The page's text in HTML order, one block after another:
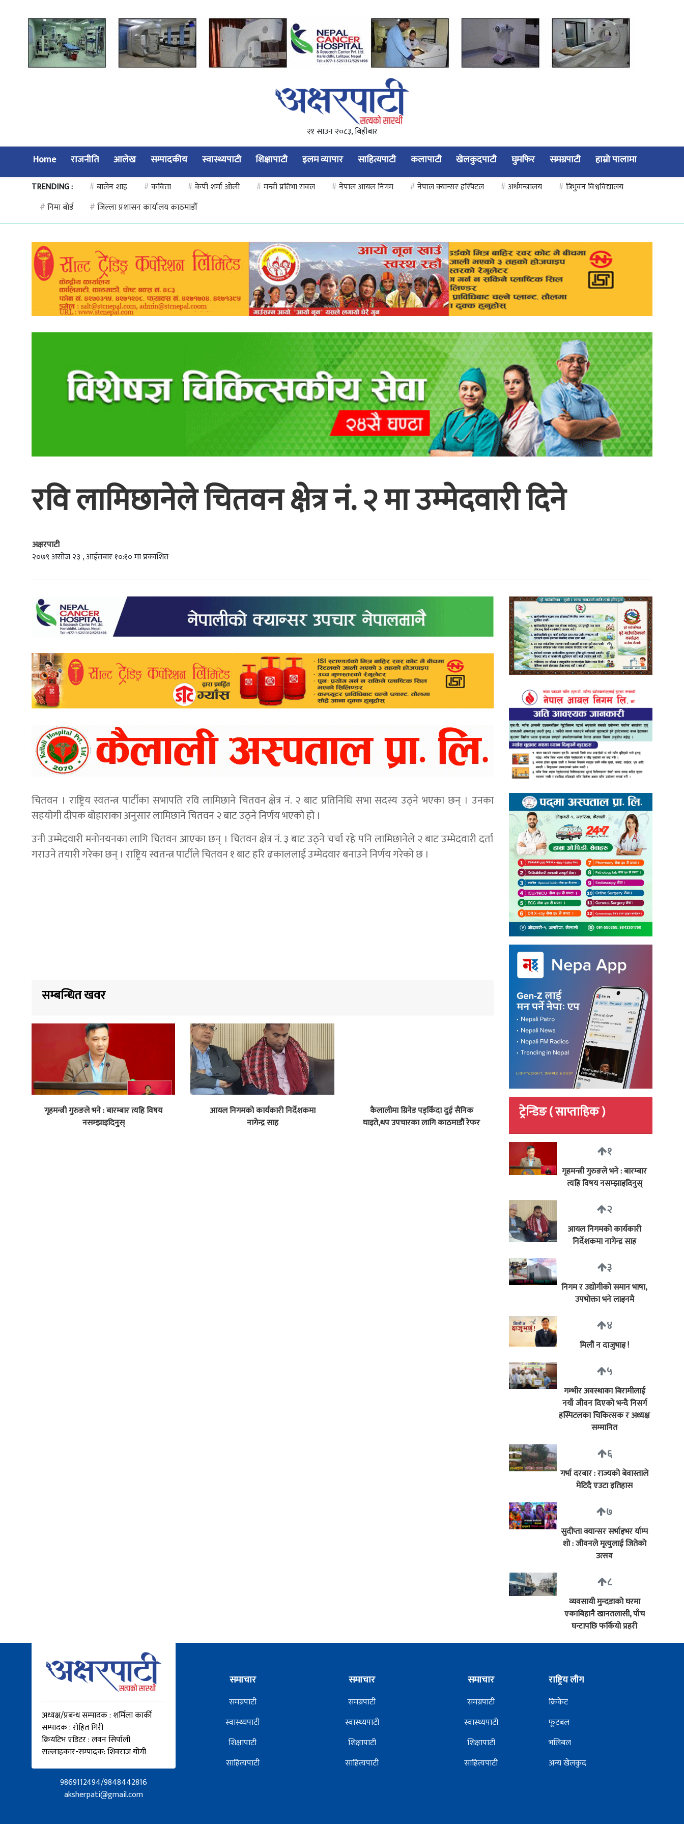
२१ साउन २०८३, बिहीबार
Home राजनीति आलेख सम्पादकीय स्वास्थ्यपाटी शिक्षापाटी इलम व्यापार साहित्यपाटी कलापाटी खेलकुदपाटी घुमफिर समग्रपाटी हाम्रो पालामा
TRENDING : #बालेन शाह #कविता #केपी शर्मा ओली #मन्त्री प्रतिभा रावल #नेपाल आयल निगम #नेपाल क्यान्सर हस्पिटल #अर्थमन्त्रालय #त्रिभुवन विश्वविद्यालय
#निमा बोर्ड #जिल्ला प्रशासन कार्यालय काठमाडौँ
रवि लामिछानेले चितवन क्षेत्र नं. २ मा उम्मेदवारी दिने
अक्षरपाटी
२०७९ असोज २३ , आईतबार १०:१० मा प्रकाशित
चितवन । राष्ट्रिय स्वतन्त्र पार्टीका सभापति रवि लामिछाने चितवन क्षेत्र नं. २ बाट प्रतिनिधि सभा सदस्य उठ्ने भएका छन् । उनका
सहयोगी दीपक बोहाराका अनुसार लामिछाने चितवन २ बाट उठ्ने निर्णय भएको हो ।
उनी उम्मेदवारी मनोनयनका लागि चितवन आएका छन् । चितवन क्षेत्र नं. ३ बाट उठ्ने चर्चा रहे पनि लामिछानेले २ बाट उम्मेदवारी दर्ता
गराउने तयारी गरेका छन् । राष्ट्रिय स्वतन्त्र पार्टीले चितवन १ बाट हरि ढकाललाई उम्मेदवार बनाउने निर्णय गरेको छ ।
सम्बन्धित खवर
गृहमन्त्री गुरुङले भने : बारम्बार त्यहि विषय
नसम्झाइदिनुस्
आयल निगमको कार्यकारी निर्देशकमा
नागेन्द्र साह
कैलालीमा ग्रिनेड पड्किँदा दुई सैनिक
घाइते,थप उपचारका लागि काठमाडौं रेफर
ट्रेन्डिङ ( साप्ताहिक )
१
गृहमन्त्री गुरुङले भने : बारम्बार
त्यहि विषय नसम्झाइदिनुस्
२
आयल निगमको कार्यकारी
निर्देशकमा नागेन्द्र साह
३
निगम र उद्योगीको समान भाषा,
उपभोक्ता भने लाइनमै
४
मिलौं न दाजुभाइ !
५
गम्भीर अवस्थाका बिरामीलाई
नयाँ जीवन दिएको भन्दै निसर्ग
हस्पिटलका चिकित्सक र अध्यक्ष
सम्मानित
६
गर्भा दरबार : राज्यको बेवास्ताले
मेटिदै एउटा इतिहास
७
सुदीप्ता क्यान्सर सर्भाइभर र्याम्प
शो : जीवनले मृत्युलाई जितेको
उत्सव
८
व्यवसायी मुन्दडाको घरमा
एकाबिहानै खानतलासी, पाँच
घन्टापछि फर्कियो प्रहरी
अध्यक्ष/प्रबन्ध सम्पादक : शर्मिला कार्की
सम्पादक : रोहित गिरी
क्रियटिभ एडिटर : लवन सिर्पाली
सल्लाहकार-सम्पादक: शिवराज योगी
9869112494/9848442816
aksherpati@gmail.com
समाचार
समग्रपाटी
स्वास्थ्यपाटी
शिक्षापाटी
साहित्यपाटी
समाचार
समग्रपाटी
स्वास्थ्यपाटी
शिक्षापाटी
साहित्यपाटी
समाचार
समग्रपाटी
स्वास्थ्यपाटी
शिक्षापाटी
साहित्यपाटी
राष्ट्रिय लीग
क्रिकेट
फूटबल
भलिबल
अन्य खेलकुद